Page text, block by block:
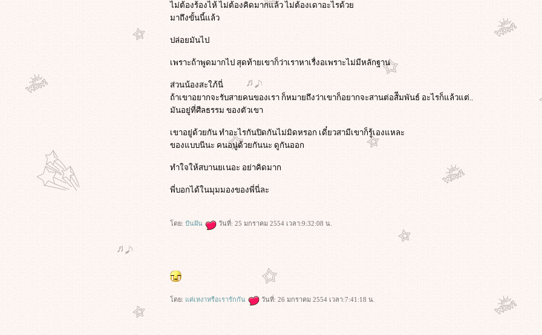
ไม่ต้องร้องไห้ ไม่ต้องคิดมากแล้ว ไม่ต้องเดาอะไรด้ว
มาถึงขั้นนี้แล้ว
ปล่อยมันไป
เพราะถ้าพูดมากไป สุดท้ายเขาก็ว่าเราหาเรื่งอเพราะไม่มีหลักฐาน
ส่วนน้องสะใภ้นี่
ถ้าเขาอยากจะรับสายคนของเรา ก็หมายถึงว่าเขาก็อยากจะสานต่อสัีมพันธ์ อะไรก็แล้วแต่..
มันอยู่ที่ศีลธรรม ของตัวเขา
เขาอยู่ด้วยกัน ทำอะไรกันปิดกันไม่มิดหรอก เดี๋ยวสามีเขาก็รู้เองแหละ
ของแบบนีนะ คนอนู่ด้วยกันนะ ดูกันออก
ทำใจให้สบานยเนอะ อย่าคิดมาก
พี่บอกได้ในมุมมองของพี่นี่ละ
ดย: ปันฝัน วันที่: 25 มกราคม 2554 เวลา:9:32:08 น.
ดย: ค่เหงาหรือเรารักกัน วันที่: 26 มกราคม 2554 เวลา:7:41:18 น.